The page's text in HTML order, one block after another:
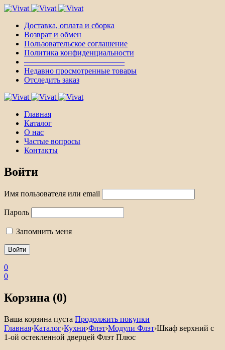
Доставка, оплата и сборка
Возврат и обмен
Пользовательское соглашение
Политика конфиденциальности
————————————–
Недавно просмотренные товары
Отследить заказ
Главная
Каталог
О нас
Частые вопросы
Контакты
Войти
Имя пользователя или email
Пароль
Запомнить меня
0
0
Корзина (0)
Ваша корзина пуста Продолжить покупки
Главная›Каталог›Кухни›Флэт›Модули Флэт›Шкаф верхний с
1-ой остекленной дверцей Флэт Плюс